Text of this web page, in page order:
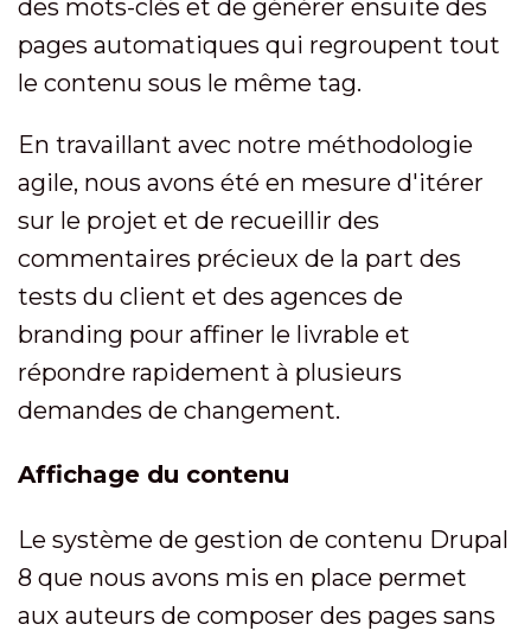
des mots-clés et de générer ensuite des
pages automatiques qui regroupent tout
le contenu sous le même tag.
En travaillant avec notre méthodologie
agile, nous avons été en mesure d'itérer
sur le projet et de recueillir des
commentaires précieux de la part des
tests du client et des agences de
branding pour affiner le livrable et
répondre rapidement à plusieurs
demandes de changement.
Affichage du contenu
Le système de gestion de contenu Drupal
8 que nous avons mis en place permet
aux auteurs de composer des pages sans